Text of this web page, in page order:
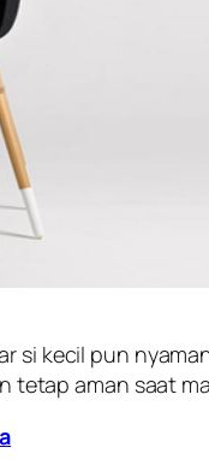
kecil pun
tetap aman saat